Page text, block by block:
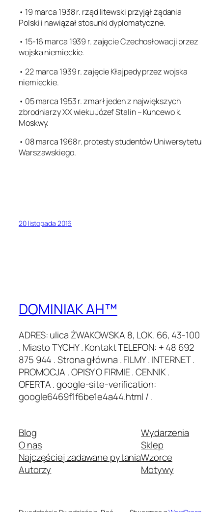
• 19 marca 1938 r. rząd litewski przyjął żądania
Polski i nawiązał stosunki dyplomatyczne.
• 15-16 marca 1939 r. zajęcie Czechosłowacji przez
wojska niemieckie.
• 22 marca 1939 r. zajęcie Kłajpedy przez wojska
niemieckie.
• 05 marca 1953 r. zmarł jeden z największych
zbrodniarzy XX wieku Józef Stalin – Kuncewo k.
Moskwy.
• 08 marca 1968 r. protesty studentów Uniwersytetu
Warszawskiego.
20 listopada 2016
DOMINIAK AH™
ADRES: ulica ŻWAKOWSKA 8, LOK. 66, 43-100
. Miasto TYCHY . Kontakt TELEFON: + 48 692
875 944 . Strona główna . FILMY . INTERNET .
PROMOCJA . OPISY O FIRMIE . CENNIK .
OFERTA . google-site-verification:
google6469f1f6be1e4a44.html / .
Blog
O nas
Najczęściej zadawane pytania
Autorzy
Wydarzenia
Sklep
Wzorce
Motywy